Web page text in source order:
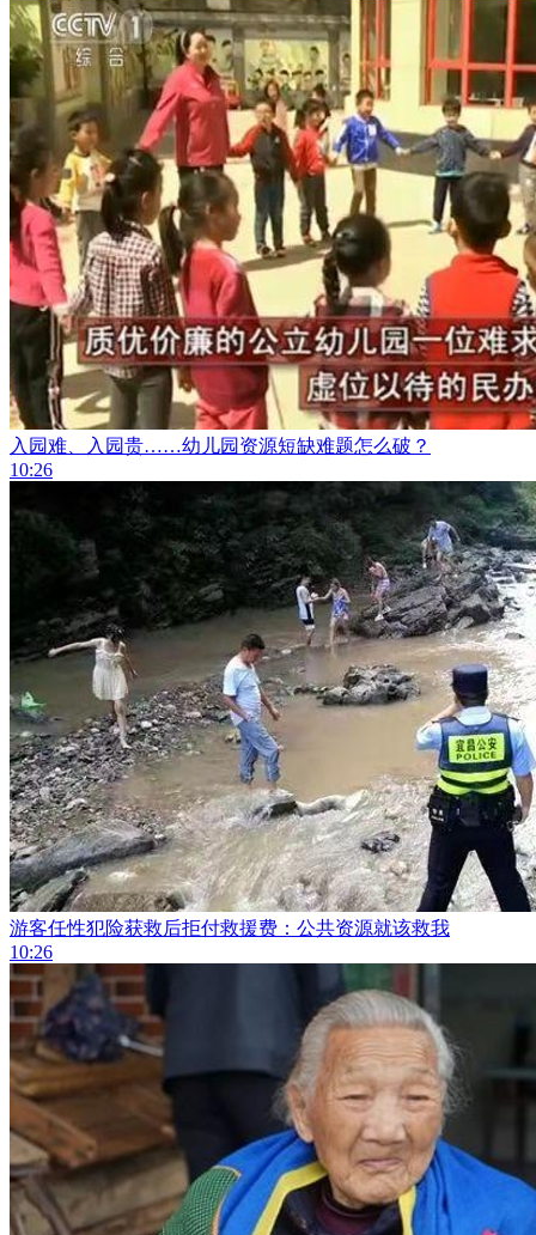
入园难、入园贵……幼儿园资源短缺难题怎么破？
10:26
游客任性犯险获救后拒付救援费：公共资源就该救我
10:26